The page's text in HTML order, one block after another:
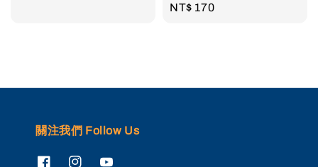
Regular
NT$ 170
關注我們 Follow Us